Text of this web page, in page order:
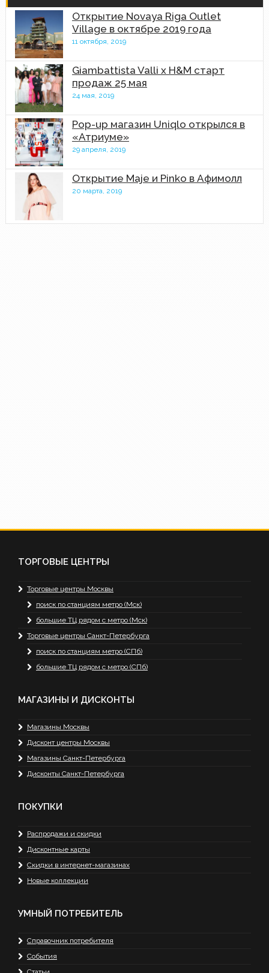
Открытие Novaya Riga Outlet
Village в октябре 2019 года
11 октября, 2019
Giambattista Valli x H&M старт
продаж 25 мая
24 мая, 2019
Pop-up магазин Uniqlo открылся в
«Атриуме»
29 апреля, 2019
Открытие Maje и Pinko в Афимолл
20 марта, 2019
ТОРГОВЫЕ ЦЕНТРЫ
Торговые центры Москвы
поиск по станциям метро (Мск)
большие ТЦ рядом с метро (Мск)
Торговые центры Санкт-Петербурга
поиск по станциям метро (СПб)
большие ТЦ рядом с метро (СПб)
МАГАЗИНЫ И ДИСКОНТЫ
Магазины Москвы
Дисконт центры Москвы
Магазины Санкт-Петербурга
Дисконты Санкт-Петербурга
ПОКУПКИ
Распродажи и скидки
Дисконтные карты
Скидки в интернет-магазинах
Новые коллекции
УМНЫЙ ПОТРЕБИТЕЛЬ
Справочник потребителя
События